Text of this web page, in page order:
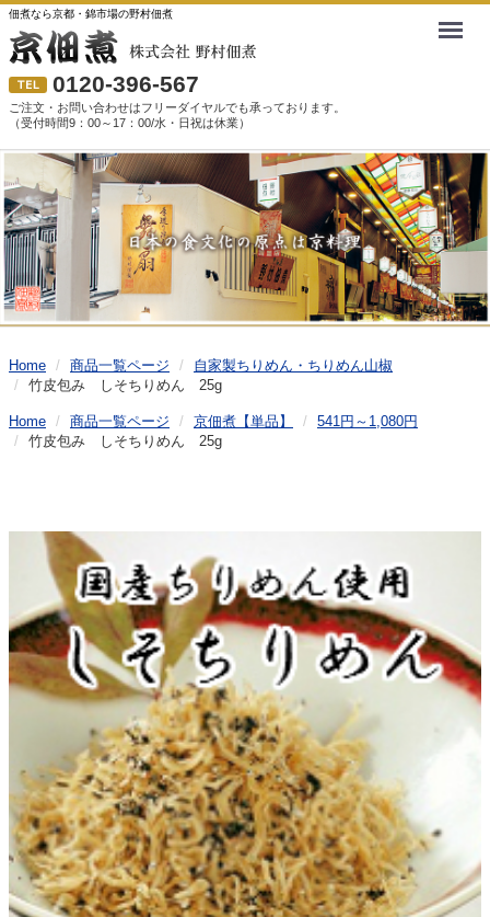
佃煮なら京都・錦市場の野村佃煮
0120-396-567
ご注文・お問い合わせはフリーダイヤルでも承っております。
（受付時間9：00～17：00/水・日祝は休業）
Home 商品一覧ページ
自家製ちりめん・ちりめん山椒
竹皮包み しそちりめん 25g
Home 商品一覧ページ 京佃煮【単品】
541円～1,080円
竹皮包み しそちりめん 25g